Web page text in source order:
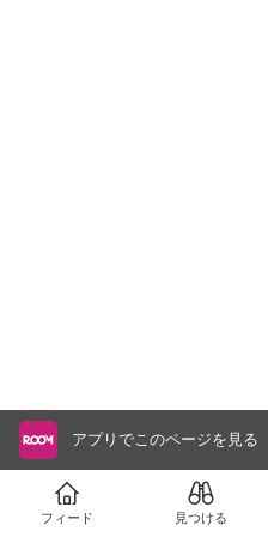
アプリでこのページを見る
フィード 見つける